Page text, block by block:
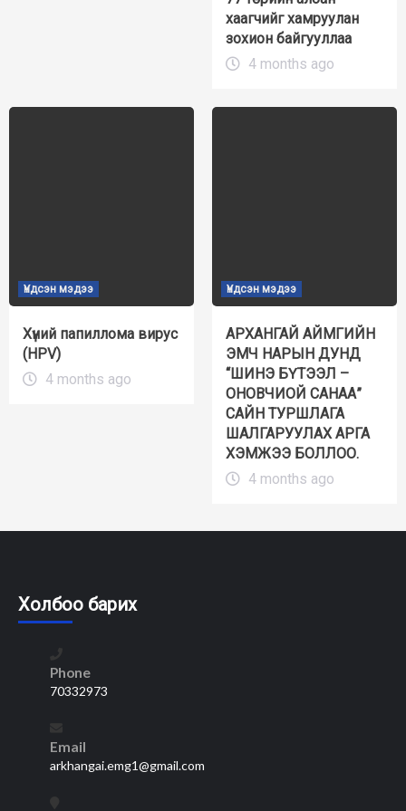
хаагчийг хамруулан
зохион байгууллаа
4 months ago
Үндсэн мэдээ
Хүний папиллома вирус
(HPV)
4 months ago
Үндсэн мэдээ
АРХАНГАЙ АЙМГИЙН
ЭМЧ НАРЫН ДУНД
“ШИНЭ БҮТЭЭЛ –
ОНОВЧИОЙ САНАА”
САЙН ТУРШЛАГА
ШАЛГАРУУЛАХ АРГА
ХЭМЖЭЭ БОЛЛОО.
4 months ago
Холбоо барих
Phone
70332973
Email
arkhangai.emg1@gmail.com